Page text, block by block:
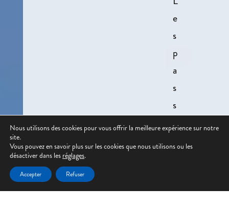
e
s
p
a
s
s
i
é
Nous utilisons des cookies pour vous offrir la meilleure expérience sur notre
site.
Vous pouvez en savoir plus sur les cookies que nous utilisons ou les
désactiver dans les réglages.
Accepter Refuser